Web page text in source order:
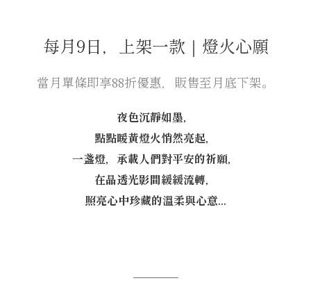
每月9日，上架一款｜燈火心願
當月單條即享88折優惠，販售至月底下架。
夜色沉靜如墨，
點點暖黃燈火悄然亮起，
一盞燈，承載人們對平安的祈願，
在晶透光影間緩緩流轉，
照亮心中珍藏的溫柔與心意...
─────